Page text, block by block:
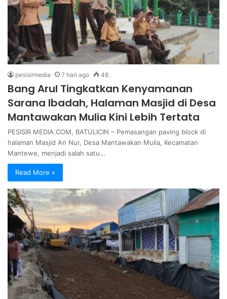
pesisirmedia 7 hari ago 48
Bang Arul Tingkatkan Kenyamanan
Sarana Ibadah, Halaman Masjid di Desa
Mantawakan Mulia Kini Lebih Tertata
PESISIR MEDIA.COM, BATULICIN – Pemasangan paving block di
halaman Masjid An Nur, Desa Mantawakan Mulia, Kecamatan
Mantewe, menjadi salah satu…
Read More »